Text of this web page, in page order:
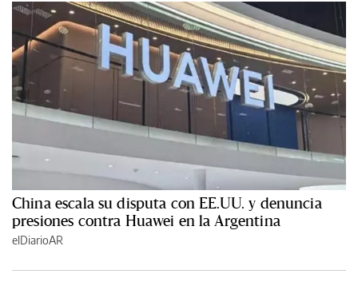
China escala su disputa con EE.UU. y denuncia
presiones contra Huawei en la Argentina
elDiarioAR